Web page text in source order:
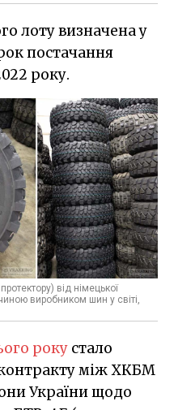
лоту визначена у
постачання
року.
від німецької
виробником шин у світі,
року стало
між ХКБМ
України щодо